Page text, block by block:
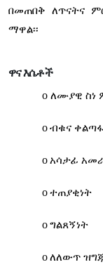
በመጠበቅ ለጥናትና
ማዋል፡፡
ዋና እሴቶች
o ለሙያዊ ስነ
oብቁና
oአሳታፊ
oተጠያቂነት
oግልጸኝነት
oለለውጥ